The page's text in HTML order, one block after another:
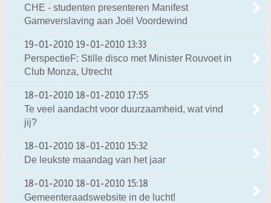
CHE - studenten presenteren Manifest
Gameverslaving aan Joël Voordewind
19-01-2010 19-01-2010 13:33
PerspectieF: Stille disco met Minister Rouvoet in
Club Monza, Utrecht
18-01-2010 18-01-2010 17:55
Te veel aandacht voor duurzaamheid, wat vind
jij?
18-01-2010 18-01-2010 15:32
De leukste maandag van het jaar
18-01-2010 18-01-2010 15:18
Gemeenteraadswebsite in de lucht!